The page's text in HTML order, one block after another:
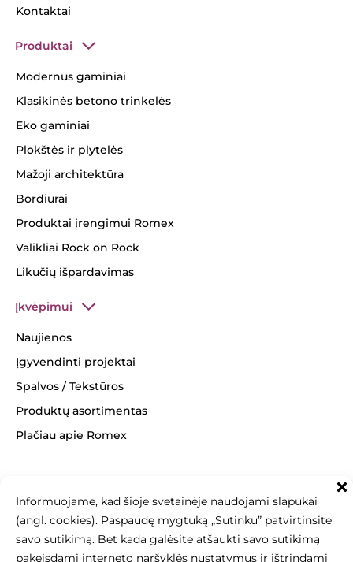
Informuojame, kad šioje svetainėje naudojami slapukai
(angl. cookies). Paspaudę mygtuką „Sutinku” patvirtinsite
savo sutikimą. Bet kada galėsite atšaukti savo sutikimą
pakeisdami interneto naršyklės nustatymus ir ištrindami
Kontaktai
Produktai
Modernūs gaminiai
Klasikinės betono trinkelės
Eko gaminiai
Plokštės ir plytelės
Mažoji architektūra
Bordiūrai
Produktai įrengimui Romex
Valikliai Rock on Rock
Likučių išpardavimas
Įkvėpimui
Naujienos
Įgyvendinti projektai
Spalvos / Tekstūros
Produktų asortimentas
Plačiau apie Romex
+370 463 14062
info@betonomozaika.lt